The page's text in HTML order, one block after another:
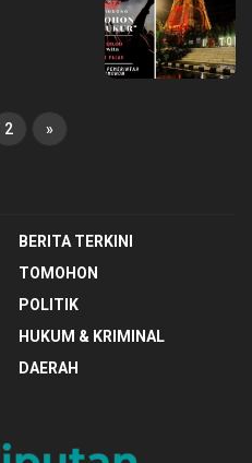
2 »
BERITA TERKINI
TOMOHON
POLITIK
HUKUM & KRIMINAL
DAERAH